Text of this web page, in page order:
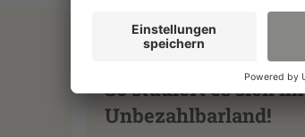
24.06.2021
So studiert es sich im
Unbezahlbarland!